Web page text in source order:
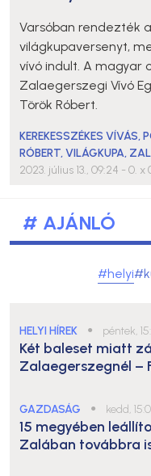
Varsóban rendezték
világkupaversenyt,
vívó indult. A magyar
Zalaegerszegi Vívó
Török Róbert.
KEREKESSZÉKES VÍVÁS,
RÓBERT,VILÁGKUPA,
2023. július 13., 09:24 - 0. x
# AJÁNLÓ
#helyi
HELYI HÍREK ● péntek,
Két baleset miatt
Zalaegerszegnél –
GAZDASÁG ● kedd,
15 megyében
Zalában továbbra